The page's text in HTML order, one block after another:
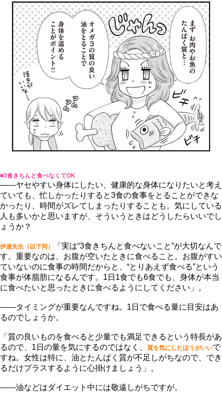
■3食きちんと食べなくてOK
――ヤセやすい身体にしたい、健康的な身体になりたいと考え
ていても、忙しかったりすると3食の食事をとることができな
かったり、時間がズレてしまったりすることも。気にしている
人も多いかと思いますが、そういうときはどうしたらいいでし
ょうか？
伊達先生（以下同）
「実は“3食きちんと食べないこと”が大切なんで
す。重要なのは、お腹が空いたときに食べること。お腹がすい
ていないのに食事の時間だからと、“とりあえず食べる”という
食事が体脂肪になるんです。1日1食でも6食でも、身体が本当
に食べたいと思ったときに食べるようにしてください」。
――タイミングが重要なんですね。1日で食べる量に目安はあ
るのでしょうか。
「質の良いものを食べると少量でも満足できるという特長があ
るので、1日の量を気にするのではなく、
質を気にしたほうがいいで
すね。女性は特に、油とたんぱく質が不足しがちなので、でき
るだけプラスするように心掛けましょう」。
――油などはダイエット中には敬遠しがちですが。